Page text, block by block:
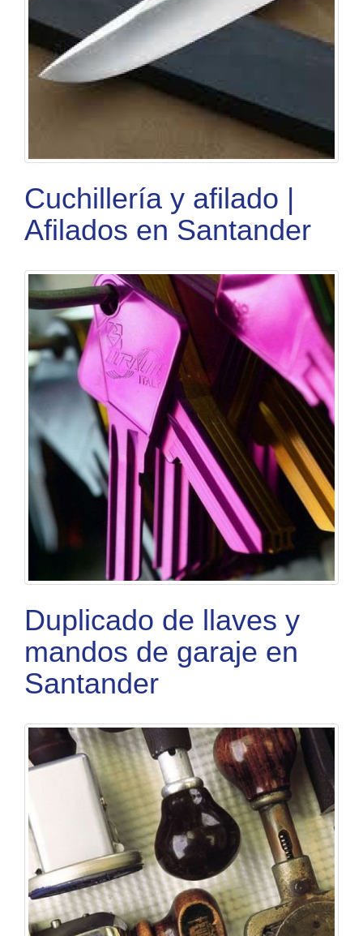
Cuchillería y afilado |
Afilados en Santander
Duplicado de llaves y
mandos de garaje en
Santander